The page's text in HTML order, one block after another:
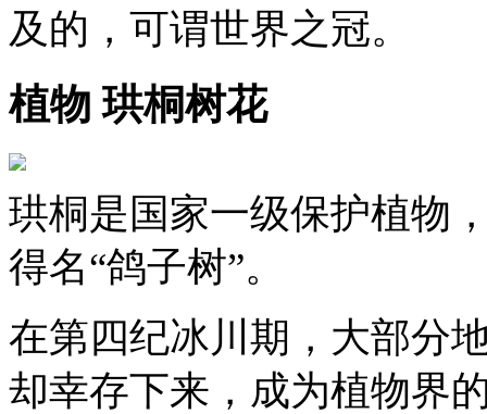
及的，可谓世界之冠。
植物 珙桐树花
珙桐是国家一级保护植物
得名“鸽子树”。
在第四纪冰川期，大部分
却幸存下来，成为植物界